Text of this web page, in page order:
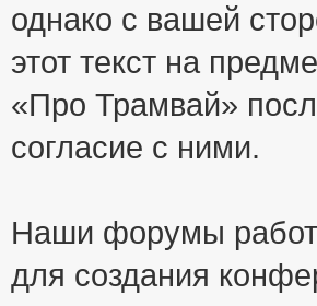
однако с вашей
этот текст на
«Про Трамвай»
согласие с ними.
Наши форумы
для создания